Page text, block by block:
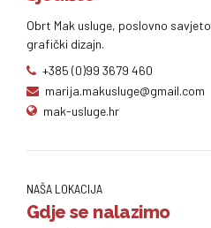
Obrt Mak usluge, poslovno
grafički dizajn.
+385 (0)99 3679 460
marija.makusluge@gmail.com
mak-usluge.hr
NAŠA LOKACIJA
Gdje se nalazimo